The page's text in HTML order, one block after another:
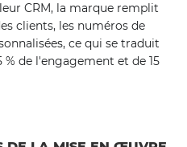
CRM, la marque remplit
clients, les numéros de
ce qui se traduit
de l'engagement et de 15